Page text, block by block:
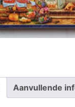
Aanvullende